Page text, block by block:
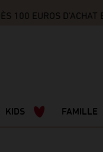
EUROS D'ACHAT
KIDS FAMILLE